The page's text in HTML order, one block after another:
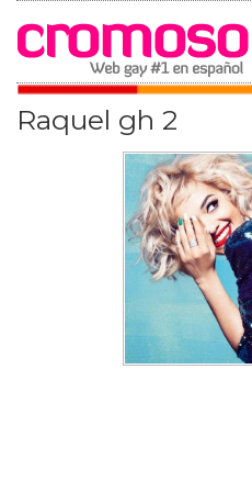
Raquel gh 2